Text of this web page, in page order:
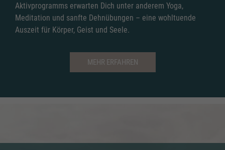
Aktivprogramms erwarten Dich unter anderem Yoga,
Meditation und sanfte Dehnübungen – eine wohltuende
Auszeit für Körper, Geist und Seele.
MEHR ERFAHREN